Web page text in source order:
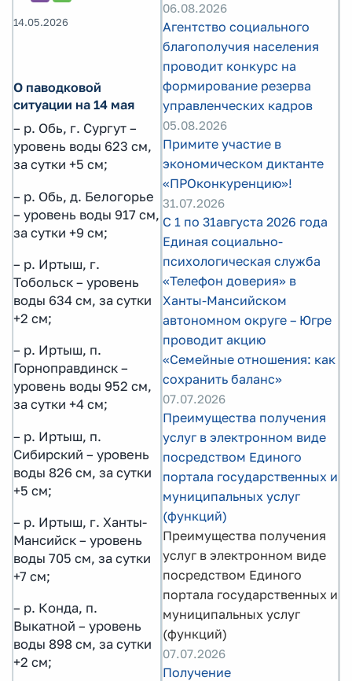
14.05.2026
О паводковой
ситуации на 14 мая
– р. Обь, г. Сургут –
уровень воды 623 см,
за сутки +5 см;
– р. Обь, д. Белогорье
– уровень воды 917 см,
за сутки +9 см;
– р. Иртыш, г.
Тобольск – уровень
воды 634 см, за сутки
+2 см;
– р. Иртыш, п.
Горноправдинск –
уровень воды 952 см,
за сутки +4 см;
– р. Иртыш, п.
Сибирский – уровень
воды 826 см, за сутки
+5 см;
– р. Иртыш, г. Ханты-
Мансийск – уровень
воды 705 см, за сутки
+7 см;
– р. Конда, п.
Выкатной – уровень
воды 898 см, за сутки
+2 см;
06.08.2026
Агентство социального
благополучия населения
проводит конкурс на
формирование резерва
управленческих кадров
05.08.2026
Примите участие в
экономическом диктанте
«ПРОконкуренцию»!
31.07.2026
С 1 по 31августа 2026 года
Единая социально-
психологическая служба
«Телефон доверия» в
Ханты-Мансийском
автономном округе – Югре
проводит акцию
«Семейные отношения: как
сохранить баланс»
07.07.2026
Преимущества получения
услуг в электронном виде
посредством Единого
портала государственных и
муниципальных услуг
(функций)
Преимущества получения
услуг в электронном виде
посредством Единого
портала государственных и
муниципальных услуг
(функций)
07.07.2026
Получение